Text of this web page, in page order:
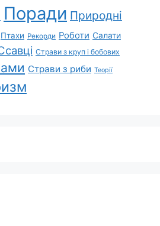
Поради Природні
Птахи Рекорди Роботи Салати
Страви з круп і бобових
Страви з риби Теорії